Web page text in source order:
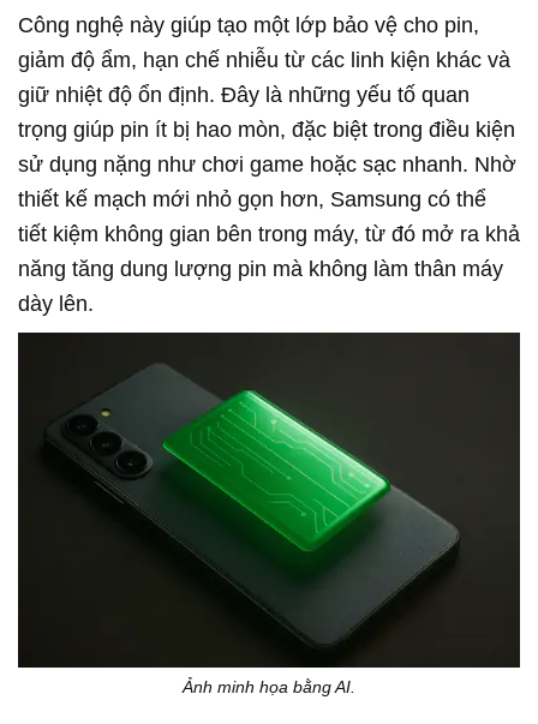
Công nghệ này giúp tạo một lớp bảo vệ cho pin,
giảm độ ẩm, hạn chế nhiễu từ các linh kiện khác và
giữ nhiệt độ ổn định. Đây là những yếu tố quan
trọng giúp pin ít bị hao mòn, đặc biệt trong điều kiện
sử dụng nặng như chơi game hoặc sạc nhanh. Nhờ
thiết kế mạch mới nhỏ gọn hơn, Samsung có thể
tiết kiệm không gian bên trong máy, từ đó mở ra khả
năng tăng dung lượng pin mà không làm thân máy
dày lên.
Ảnh minh họa bằng AI.